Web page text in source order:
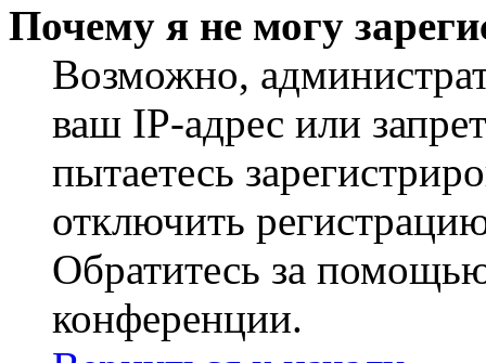
Почему я не могу
Возможно,
ваш IP-адрес или
пытаетесь
отключить
Обратитесь за
конференции.